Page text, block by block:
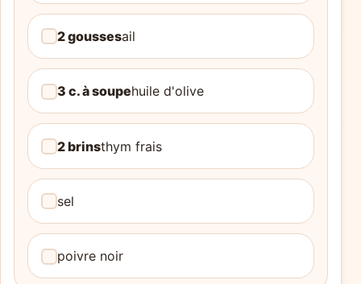
2 goussesail
3 c. à soupehuile d'olive
2 brinsthym frais
sel
poivre noir